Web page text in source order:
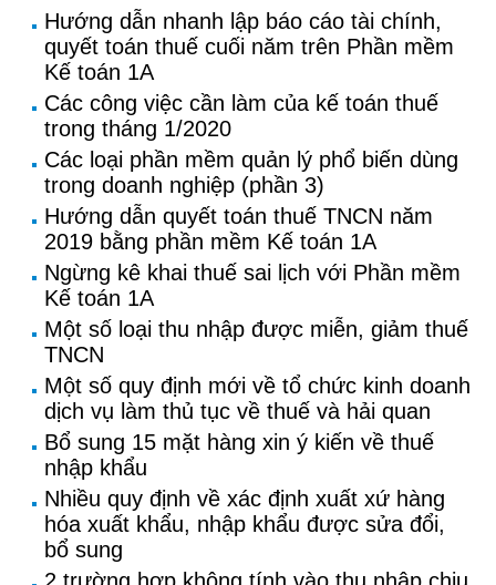
Hướng dẫn nhanh lập báo cáo tài chính,
quyết toán thuế cuối năm trên Phần mềm
Kế toán 1A
Các công việc cần làm của kế toán thuế
trong tháng 1/2020
Các loại phần mềm quản lý phổ biến dùng
trong doanh nghiệp (phần 3)
Hướng dẫn quyết toán thuế TNCN năm
2019 bằng phần mềm Kế toán 1A
Ngừng kê khai thuế sai lịch với Phần mềm
Kế toán 1A
Một số loại thu nhập được miễn, giảm thuế
TNCN
Một số quy định mới về tổ chức kinh doanh
dịch vụ làm thủ tục về thuế và hải quan
Bổ sung 15 mặt hàng xin ý kiến về thuế
nhập khẩu
Nhiều quy định về xác định xuất xứ hàng
hóa xuất khẩu, nhập khẩu được sửa đổi,
bổ sung